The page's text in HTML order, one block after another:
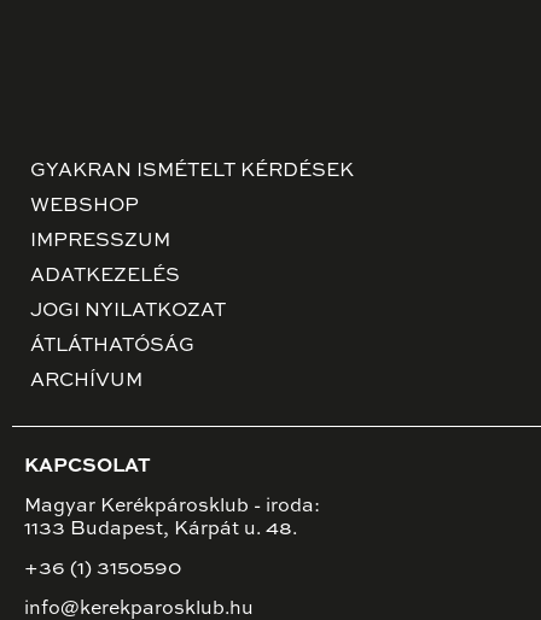
GYAKRAN ISMÉTELT KÉRDÉSEK
WEBSHOP
IMPRESSZUM
ADATKEZELÉS
JOGI NYILATKOZAT
ÁTLÁTHATÓSÁG
ARCHÍVUM
KAPCSOLAT
Magyar Kerékpárosklub - iroda:
1133 Budapest, Kárpát u. 48.
+36 (1) 3150590
info@kerekparosklub.hu